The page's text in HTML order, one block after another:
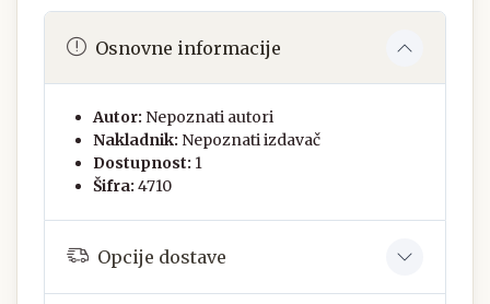
Osnovne informacije
Autor: Nepoznati autori
Nakladnik: Nepoznati izdavač
Dostupnost: 1
Šifra: 4710
Opcije dostave